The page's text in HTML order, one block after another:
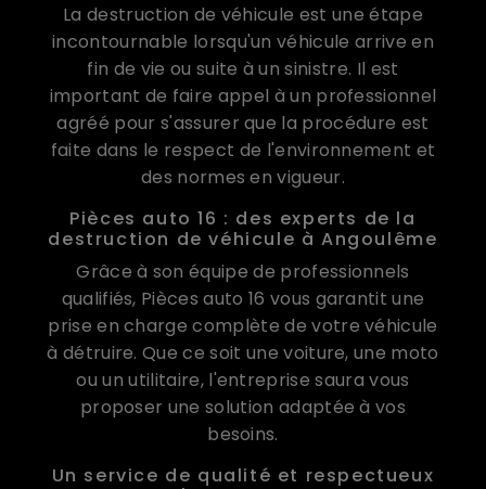
La destruction de véhicule est une étape
incontournable lorsqu'un véhicule arrive en
fin de vie ou suite à un sinistre. Il est
important de faire appel à un professionnel
agréé pour s'assurer que la procédure est
faite dans le respect de l'environnement et
des normes en vigueur.
Pièces auto 16 : des experts de la
destruction de véhicule à Angoulême
Grâce à son équipe de professionnels
qualifiés, Pièces auto 16 vous garantit une
prise en charge complète de votre véhicule
à détruire. Que ce soit une voiture, une moto
ou un utilitaire, l'entreprise saura vous
proposer une solution adaptée à vos
besoins.
Un service de qualité et respectueux